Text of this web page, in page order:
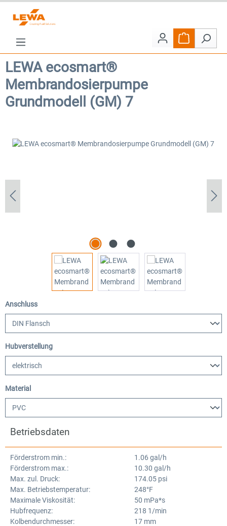
Zum Hauptinhalt springen
Warenkorb
LEWA ecosmart®
Membrandosierpumpe
Grundmodell (GM) 7
Bildergalerie überspringen
Anschlussauswählen
Hubverstellungauswählen
Materialauswählen
Betriebsdaten
Förderstrom min.:
Förderstrom max.:
Max. zul. Druck:
Max. Betriebstemperatur:
Maximale Viskosität:
Hubfrequenz:
Kolbendurchmesser:
1.06 gal/h
10.30 gal/h
174.05 psi
248°F
50 mPa*s
218 1/min
17 mm